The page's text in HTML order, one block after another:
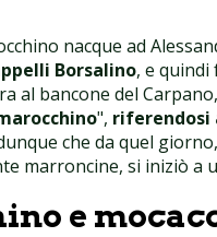
nacque ad
Borsalino, e quindi
al bancone del
", riferendosi
che da quel
marroncine, si iniziò a
e